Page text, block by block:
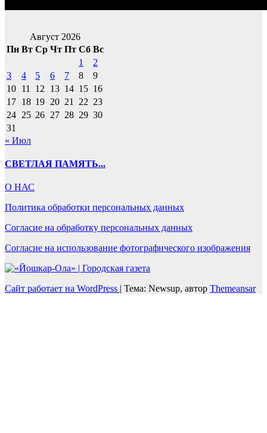
Август 2026
Пн Вт Ср Чт Пт Сб Вс
1
2
3
4 5 6 7 8
9
10 11 12 13 14 15 16
17 18 19 20 21 22 23
24 25 26 27 28 29 30
31
« Июл
СВЕТЛАЯ ПАМЯТЬ...
О НАС
Политика обработки персональных данных
Согласие на обработку персональных данных
Согласие на использование фотографического изображения
Сайт работает на WordPress | Тема: Newsup, автор Themeansar